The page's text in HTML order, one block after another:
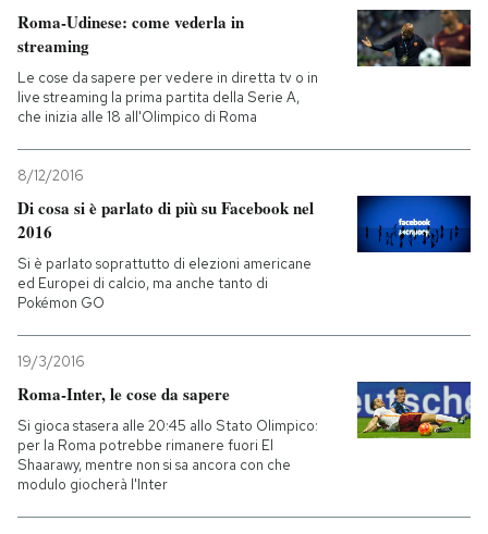
Roma-Udinese: come vederla in
streaming
Le cose da sapere per vedere in diretta tv o in
live streaming la prima partita della Serie A,
che inizia alle 18 all'Olimpico di Roma
8/12/2016
Di cosa si è parlato di più su Facebook nel
2016
Si è parlato soprattutto di elezioni americane
ed Europei di calcio, ma anche tanto di
Pokémon GO
19/3/2016
Roma-Inter, le cose da sapere
Si gioca stasera alle 20:45 allo Stato Olimpico:
per la Roma potrebbe rimanere fuori El
Shaarawy, mentre non si sa ancora con che
modulo giocherà l'Inter